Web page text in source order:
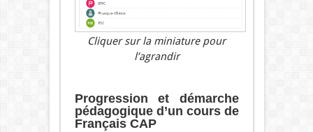
Cliquer sur la miniature pour
l’agrandir
Progression et démarche
pédagogique d’un cours de
Français CAP